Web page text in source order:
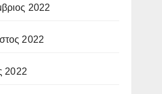
2022
2022
2022